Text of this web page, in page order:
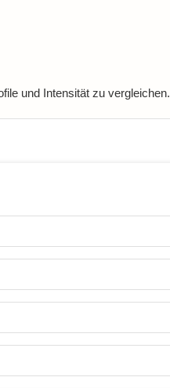
und Intensität zu vergleichen.